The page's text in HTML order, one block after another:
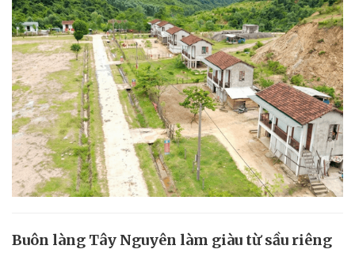
Buôn làng Tây Nguyên làm giàu từ sầu riêng